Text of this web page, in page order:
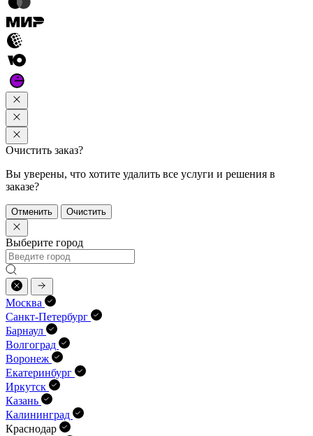
Очистить заказ?
Вы уверены, что хотите удалить все услуги и решения в
заказе?
Отменить Очистить
Выберите город
Москва
Санкт-Петербург
Барнаул
Волгоград
Воронеж
Екатеринбург
Иркутск
Казань
Калининград
Краснодар